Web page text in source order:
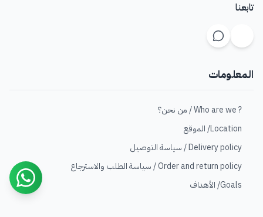
تابعنا
المعلومات
? Who are we / من نحن؟
Location/ الموقع
Delivery policy / سياسة التوصيل
Order and return policy / سياسة الطلب والاسترجاع
Goals/ الأهداف